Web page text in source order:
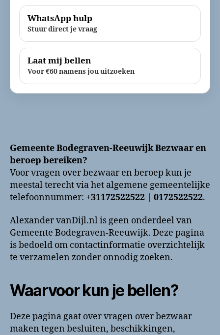
WhatsApp hulp
Stuur direct je vraag
Laat mij bellen
Voor €60 namens jou uitzoeken
Gemeente Bodegraven-Reeuwijk Bezwaar en
beroep bereiken?
Voor vragen over bezwaar en beroep kun je
meestal terecht via het algemene gemeentelijke
telefoonnummer: +31172522522 | 0172522522.
Alexander vanDijl.nl is geen onderdeel van
Gemeente Bodegraven-Reeuwijk. Deze pagina
is bedoeld om contactinformatie overzichtelijk
te verzamelen zonder onnodig zoeken.
Waarvoor kun je bellen?
Deze pagina gaat over vragen over bezwaar
maken tegen besluiten, beschikkingen,